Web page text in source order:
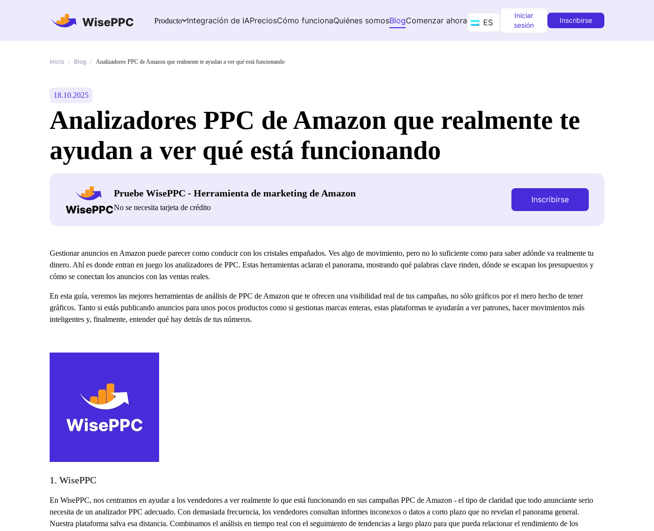
Producto Integración de IAPreciosCómo funcionaQuiénes somosBlogComenzar ahora ES
Iniciar
sesión
Inscribirse
Inicio / Blog / Analizadores PPC de Amazon que realmente te ayudan a ver qué está funcionando
18.10.2025
Analizadores PPC de Amazon que realmente te
ayudan a ver qué está funcionando
Pruebe WisePPC - Herramienta de marketing de Amazon
No se necesita tarjeta de crédito
Inscribirse
Gestionar anuncios en Amazon puede parecer como conducir con los cristales empañados. Ves algo de movimiento, pero no lo suficiente como para saber adónde va realmente tu
dinero. Ahí es donde entran en juego los analizadores de PPC. Estas herramientas aclaran el panorama, mostrando qué palabras clave rinden, dónde se escapan los presupuestos y
cómo se conectan los anuncios con las ventas reales.
En esta guía, veremos las mejores herramientas de análisis de PPC de Amazon que te ofrecen una visibilidad real de tus campañas, no sólo gráficos por el mero hecho de tener
gráficos. Tanto si estás publicando anuncios para unos pocos productos como si gestionas marcas enteras, estas plataformas te ayudarán a ver patrones, hacer movimientos más
inteligentes y, finalmente, entender qué hay detrás de tus números.
1. WisePPC
En WisePPC, nos centramos en ayudar a los vendedores a ver realmente lo que está funcionando en sus campañas PPC de Amazon - el tipo de claridad que todo anunciante serio
necesita de un analizador PPC adecuado. Con demasiada frecuencia, los vendedores consultan informes inconexos o datos a corto plazo que no revelan el panorama general.
Nuestra plataforma salva esa distancia. Combinamos el análisis en tiempo real con el seguimiento de tendencias a largo plazo para que pueda relacionar el rendimiento de los